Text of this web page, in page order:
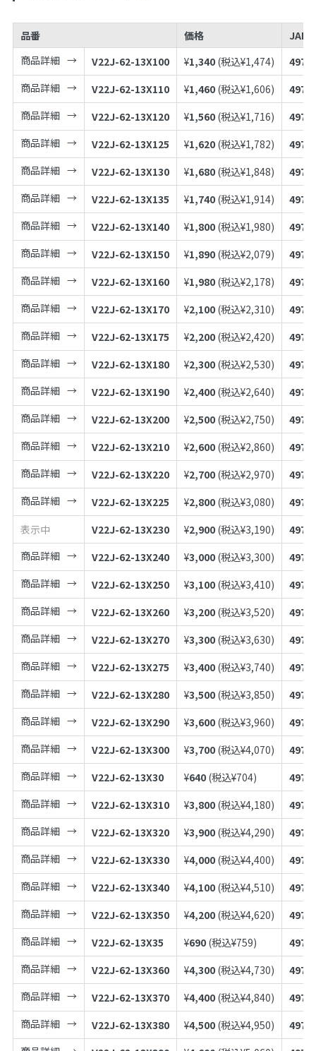
品番 価格
JAN
商品詳細
V22J-62-13X100 ¥1,340 (税込¥1,474)
商品詳細
V22J-62-13X110 ¥1,460 (税込¥1,606)
商品詳細
V22J-62-13X120 ¥1,560 (税込¥1,716)
商品詳細
V22J-62-13X125 ¥1,620 (税込¥1,782)
商品詳細
V22J-62-13X130 ¥1,680 (税込¥1,848)
商品詳細
V22J-62-13X135 ¥1,740 (税込¥1,914)
商品詳細
V22J-62-13X140 ¥1,800 (税込¥1,980)
商品詳細
V22J-62-13X150 ¥1,890 (税込¥2,079)
商品詳細
V22J-62-13X160 ¥1,980 (税込¥2,178)
商品詳細
V22J-62-13X170 ¥2,100 (税込¥2,310)
商品詳細
V22J-62-13X175 ¥2,200 (税込¥2,420)
商品詳細
V22J-62-13X180 ¥2,300 (税込¥2,530)
商品詳細
V22J-62-13X190 ¥2,400 (税込¥2,640)
商品詳細
V22J-62-13X200 ¥2,500 (税込¥2,750)
商品詳細
V22J-62-13X210 ¥2,600 (税込¥2,860)
商品詳細
V22J-62-13X220 ¥2,700 (税込¥2,970)
商品詳細
V22J-62-13X225 ¥2,800 (税込¥3,080)
表示中
V22J-62-13X230 ¥2,900 (税込¥3,190)
商品詳細
V22J-62-13X240 ¥3,000 (税込¥3,300)
商品詳細
V22J-62-13X250 ¥3,100 (税込¥3,410)
商品詳細
V22J-62-13X260 ¥3,200 (税込¥3,520)
商品詳細
V22J-62-13X270 ¥3,300 (税込¥3,630)
商品詳細
V22J-62-13X275 ¥3,400 (税込¥3,740)
商品詳細
V22J-62-13X280 ¥3,500 (税込¥3,850)
商品詳細
V22J-62-13X290 ¥3,600 (税込¥3,960)
商品詳細
V22J-62-13X300 ¥3,700 (税込¥4,070)
商品詳細
V22J-62-13X30 ¥640 (税込¥704)
商品詳細
V22J-62-13X310 ¥3,800 (税込¥4,180)
商品詳細
V22J-62-13X320 ¥3,900 (税込¥4,290)
商品詳細
V22J-62-13X330 ¥4,000 (税込¥4,400)
商品詳細
V22J-62-13X340 ¥4,100 (税込¥4,510)
商品詳細
V22J-62-13X350 ¥4,200 (税込¥4,620)
商品詳細
V22J-62-13X35 ¥690 (税込¥759)
商品詳細
V22J-62-13X360 ¥4,300 (税込¥4,730)
商品詳細
V22J-62-13X370 ¥4,400 (税込¥4,840)
商品詳細
V22J-62-13X380 ¥4,500 (税込¥4,950)